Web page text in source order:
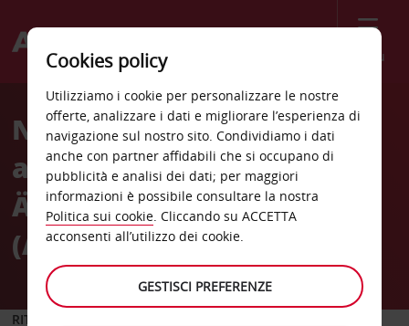
Menù
Welcome
AvisNoleggio auto
all'Aeroporto di
Ängelholm-Helsingborg
(AGH)
RITIRO DA
Cookies policy
Utilizziamo i cookie per personalizzare le nostre
offerte, analizzare i dati e migliorare l’esperienza di
navigazione sul nostro sito. Condividiamo i dati
anche con partner affidabili che si occupano di
pubblicità e analisi dei dati; per maggiori
informazioni è possibile consultare la nostra
Politica sui cookie. Cliccando su ACCETTA
acconsenti all’utilizzo dei cookie.
GESTISCI PREFERENZE